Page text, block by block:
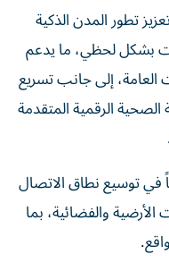
تطور المدن الذكية
بشكل لحظي، ما يدعم
العامة، إلى جانب تسريع
الرقمية المتقدمة
توسيع نطاق الاتصال
والفضائية، بما